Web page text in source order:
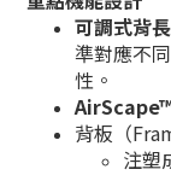
可調式背長
準對應不
性。
背板（
注塑